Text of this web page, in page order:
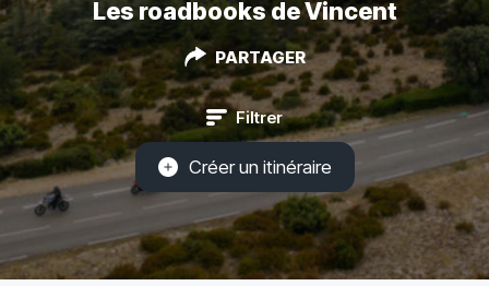
Les roadbooks de Vincent
PARTAGER
Filtrer
Créer un itinéraire